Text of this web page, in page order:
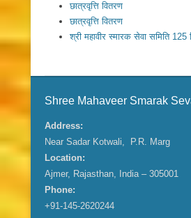
छात्रवृत्ति वितरण
छात्रवृत्ति वितरण
श्री महावीर स्मारक सेवा समिति 125
Shree Mahaveer Smarak
Address:
Near Sadar Kotwali, P.R. Marg
Location:
Ajmer, Rajasthan, India – 305001
Phone:
+91-145-2620244